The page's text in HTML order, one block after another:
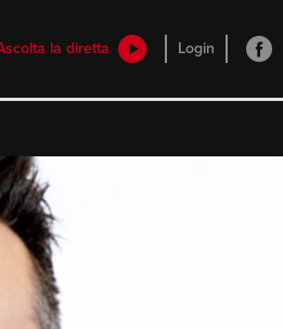
la diretta Login